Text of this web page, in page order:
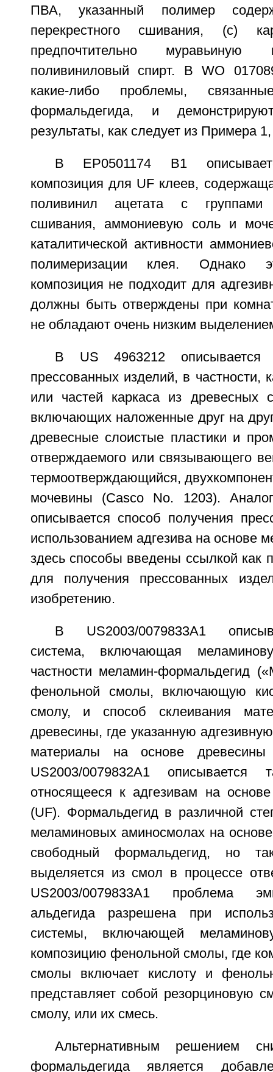
ПВА, указанный полимер
перекрестного сшивания, (c)
предпочтительно
поливиниловый спирт. В WO
какие-либо проблемы,
формальдегида, и
результаты, как следует из Примера
В EP0501174 B1
композиция для UF клеев,
поливинил ацетата с группами
сшивания, аммониевую соль и
каталитической активности
полимеризации клея. Однако
композиция не подходит для
должны быть отверждены при
не обладают очень низким
В US 4963212 описывается
прессованных изделий, в частности,
или частей каркаса из древесных
включающих наложенные друг на
древесные слоистые пластики и
отверждаемого или связывающего
термоотверждающийся,
мочевины (Casco No. 1203).
описывается способ получения
использованием адгезива на основе
здесь способы введены ссылкой как
для получения прессованных
изобретению.
В US2003/0079833A1
система, включающая
частности меламин-формальдегид
фенольной смолы, включающую
смолу, и способ склеивания
древесины, где указанную
материалы на основе
US2003/0079832A1 описывается
относящееся к адгезивам на
(UF). Формальдегид в различной
меламиновых аминосмолах на
свободный формальдегид, но
выделяется из смол в процессе
US2003/0079833A1 проблема
альдегида разрешена при
системы, включающей
композицию фенольной смолы, где
смолы включает кислоту и
представляет собой резорциновую
смолу, или их смесь.
Альтернативным решением
формальдегида является